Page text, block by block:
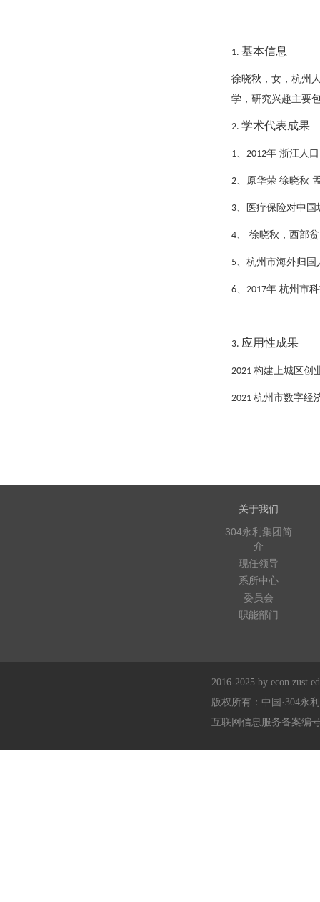
1. 基本信息
徐晓秋，女，杭州
学，研究兴趣主要
2. 学术代表成果
1、 2012年 浙江人
2、原华荣 徐晓秋
3、医疗保险对中
4、 徐晓秋，西部
5、杭州市海外归
6、 2017年 杭州市
3. 应用性成果
2021 构建上城区创
2021 杭州市数字经
关于我们
304永利集团简
介
现任领导
系所中心
委员会
职能部门
2016-2025 by
版权所有：中国·304永
互联网信息服务备案编